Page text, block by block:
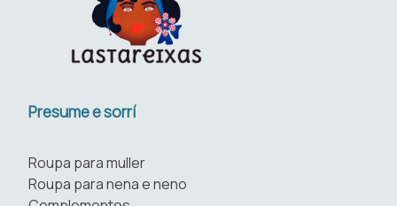
Presume e sorrí
Roupa para muller
Roupa para nena e neno